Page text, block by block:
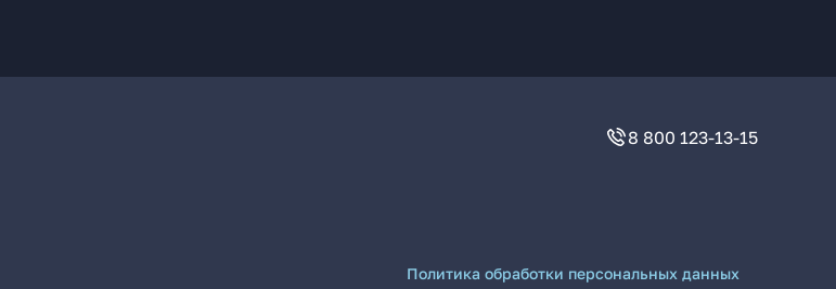
8 800 123-13-15
Политика обработки персональных данных